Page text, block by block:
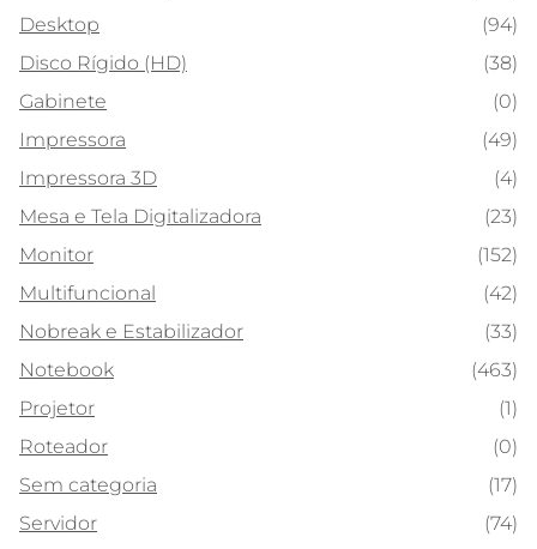
Desktop
(94)
Disco Rígido (HD)
(38)
Gabinete
(0)
Impressora
(49)
Impressora 3D
(4)
Mesa e Tela Digitalizadora
(23)
Monitor
(152)
Multifuncional
(42)
Nobreak e Estabilizador
(33)
Notebook
(463)
Projetor
(1)
Roteador
(0)
Sem categoria
(17)
Servidor
(74)